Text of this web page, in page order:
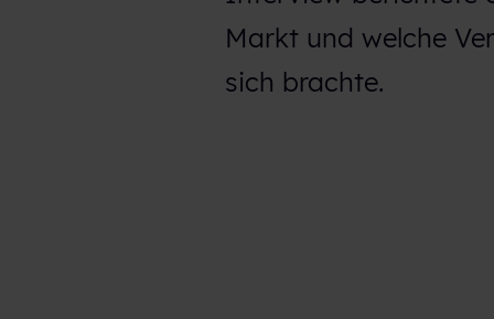
Markt und welche
sich brachte.